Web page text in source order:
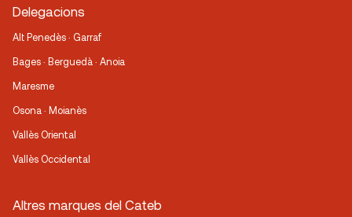
Delegacions
Alt Penedès · Garraf
Bages · Berguedà · Anoia
Maresme
Osona · Moianès
Vallès Oriental
Vallès Occidental
Altres marques del Cateb